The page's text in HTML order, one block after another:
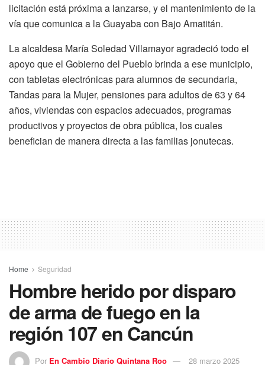
licitación está próxima a lanzarse, y el mantenimiento de la
vía que comunica a la Guayaba con Bajo Amatitán.
La alcaldesa María Soledad Villamayor agradeció todo el
apoyo que el Gobierno del Pueblo brinda a ese municipio,
con tabletas electrónicas para alumnos de secundaria,
Tandas para la Mujer, pensiones para adultos de 63 y 64
años, viviendas con espacios adecuados, programas
productivos y proyectos de obra pública, los cuales
benefician de manera directa a las familias jonutecas.
Home Seguridad
Hombre herido por disparo
de arma de fuego en la
región 107 en Cancún
Por En Cambio Diario Quintana Roo 28 marzo 2025